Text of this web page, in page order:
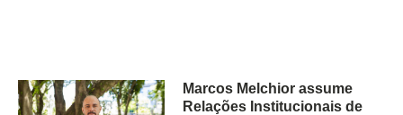
Marcos Melchior assume
Relações Institucionais de